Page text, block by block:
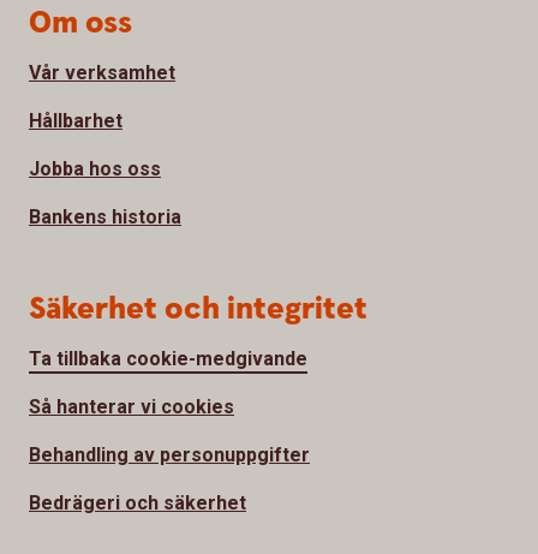
Om oss
Vår verksamhet
Hållbarhet
Jobba hos oss
Bankens historia
Säkerhet och integritet
Ta tillbaka cookie-medgivande
Så hanterar vi cookies
Behandling av personuppgifter
Bedrägeri och säkerhet